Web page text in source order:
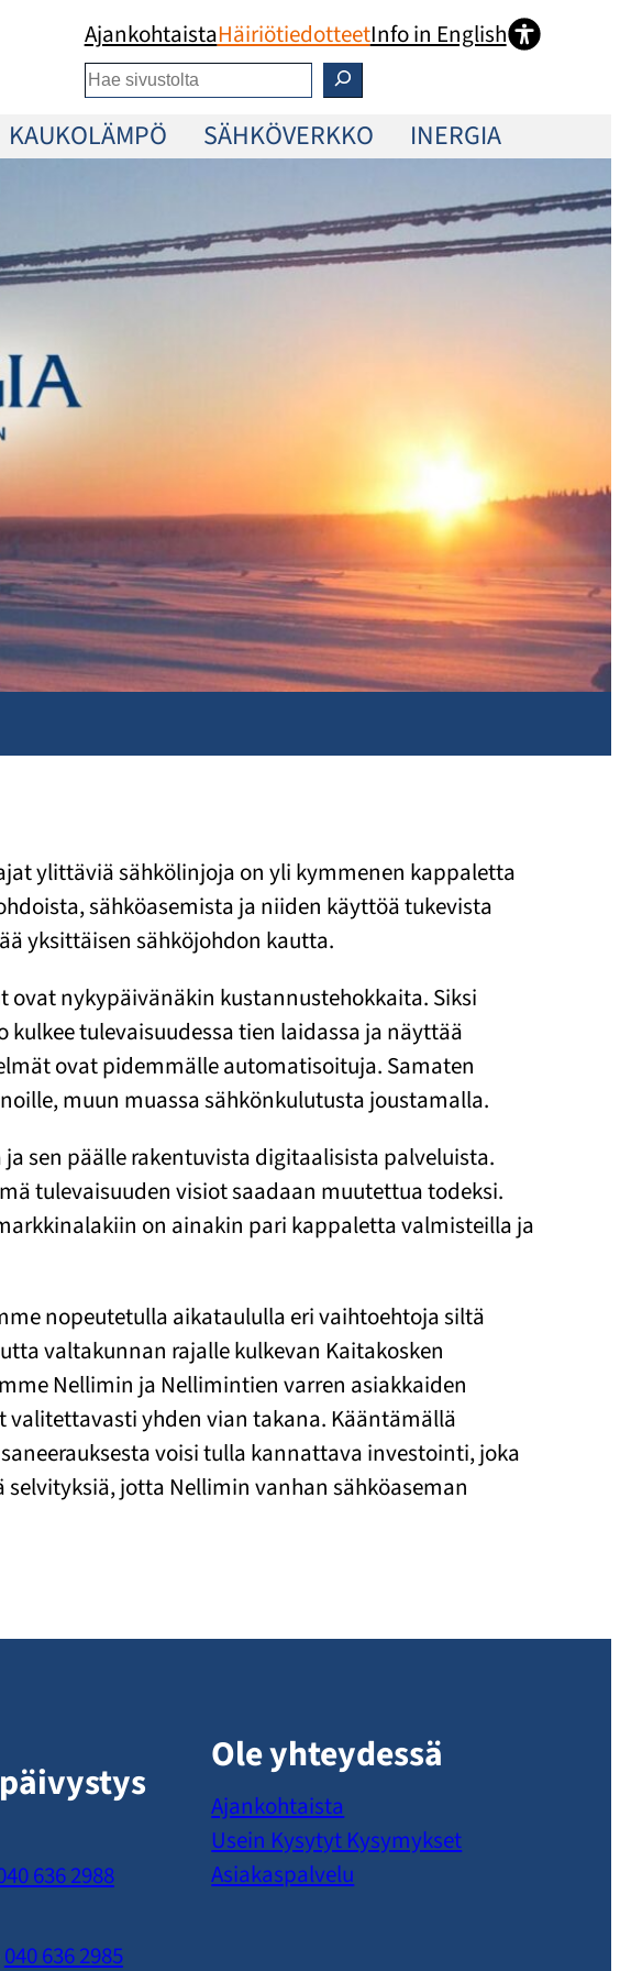
AjankohtaistaHäiriötiedotteetInfo in English
Etsi
KAUKOLÄMPÖ SÄHKÖVERKKO INERGIA
ylittäviä sähkölinjoja on yli kymmenen kappaletta
sähköasemista ja niiden käyttöä tukevista
yksittäisen sähköjohdon kautta.
nykypäivänäkin kustannustehokkaita. Siksi
tulevaisuudessa tien laidassa ja näyttää
ovat pidemmälle automatisoituja. Samaten
muun muassa sähkönkulutusta joustamalla.
sen päälle rakentuvista digitaalisista palveluista.
tulevaisuuden visiot saadaan muutettua todeksi.
on ainakin pari kappaletta valmisteilla ja
nopeutetulla aikataululla eri vaihtoehtoja siltä
valtakunnan rajalle kulkevan Kaitakosken
Nellimin ja Nellimintien varren asiakkaiden
valitettavasti yhden vian takana. Kääntämällä
voisi tulla kannattava investointi, joka
jotta Nellimin vanhan sähköaseman
636 2988
040 636 2985
Ole yhteydessä
Ajankohtaista
Usein Kysytyt Kysymykset
Asiakaspalvelu